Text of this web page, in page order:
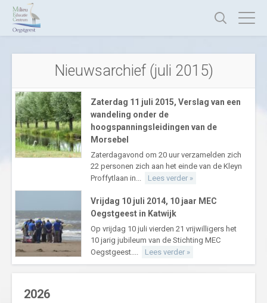
Nieuwsarchief (juli 2015)
Zaterdag 11 juli 2015, Verslag van een
wandeling onder de
hoogspanningsleidingen van de
Morsebel
Zaterdagavond om 20 uur verzamelden zich
22 personen zich aan het einde van de Kleyn
Proffytlaan in...
Lees verder »
Vrijdag 10 juli 2014, 10 jaar MEC
Oegstgeest in Katwijk
Op vrijdag 10 juli vierden 21 vrijwilligers het
10 jarig jubileum van de Stichting MEC
Oegstgeest....
Lees verder »
2026